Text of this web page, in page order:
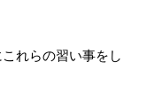
れらの習い事をし